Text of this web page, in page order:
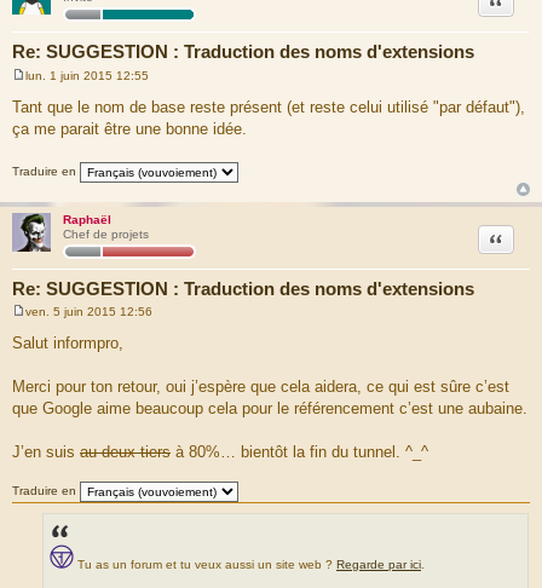
Re: SUGGESTION : Traduction des noms d'extensions
s
s
e
lun. 1 juin 2015 12:55
Tant que le nom de base reste présent (et reste celui utilisé "par défaut"),
ça me parait être une bonne idée.
Traduire en
Raphaël
Chef de projets
Re: SUGGESTION : Traduction des noms d'extensions
Citation
e
s
a
g
e
ven. 5 juin 2015 12:56
Salut informpro,
Merci pour ton retour, oui j’espère que cela aidera, ce qui est sûre c’est
que Google aime beaucoup cela pour le référencement c’est une aubaine.
J’en suis au deux tiers à 80%… bientôt la fin du tunnel. ^_^
Traduire en
Tu as un forum et tu veux aussi un site web ? Regarde par ici